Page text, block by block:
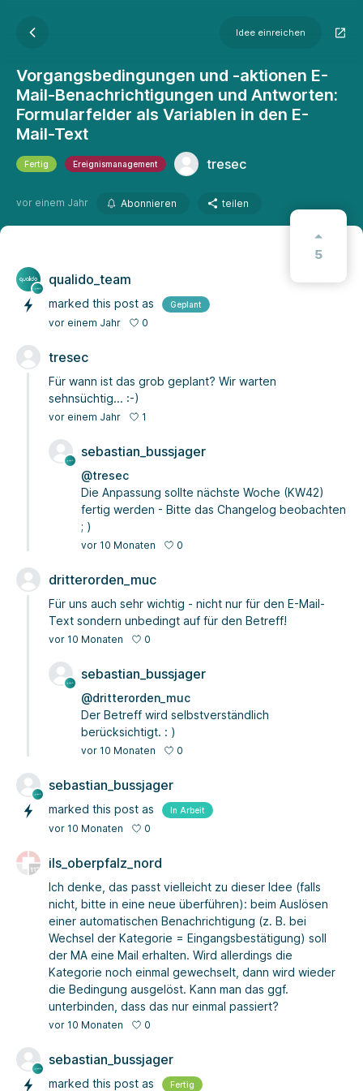
Idee einreichen
Vorgangsbedingungen und -aktionen E-
Mail-Benachrichtigungen und Antworten:
Formularfelder als Variablen in den E-
Mail-Text
Fertig Ereignismanagement tresec
vor einem Jahr Abonnieren teilen
5
qualido_team
marked this post as Geplant
vor einem Jahr 0
tresec
Für wann ist das grob geplant? Wir warten
sehnsüchtig... :-)
vor einem Jahr 1
sebastian_bussjager
@tresec
Die Anpassung sollte nächste Woche (KW42)
fertig werden - Bitte das Changelog beobachten
; )
vor 10 Monaten 0
dritterorden_muc
Für uns auch sehr wichtig - nicht nur für den E-Mail-
Text sondern unbedingt auf für den Betreff!
vor 10 Monaten 0
sebastian_bussjager
@dritterorden_muc
Der Betreff wird selbstverständlich
berücksichtigt. : )
vor 10 Monaten 0
sebastian_bussjager
marked this post as In Arbeit
vor 10 Monaten 0
ils_oberpfalz_nord
Ich denke, das passt vielleicht zu dieser Idee (falls
nicht, bitte in eine neue überführen): beim Auslösen
einer automatischen Benachrichtigung (z. B. bei
Wechsel der Kategorie = Eingangsbestätigung) soll
der MA eine Mail erhalten. Wird allerdings die
Kategorie noch einmal gewechselt, dann wird wieder
die Bedingung ausgelöst. Kann man das ggf.
unterbinden, dass das nur einmal passiert?
vor 10 Monaten 0
sebastian_bussjager
marked this post as Fertig